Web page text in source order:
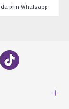
prin Whatsapp